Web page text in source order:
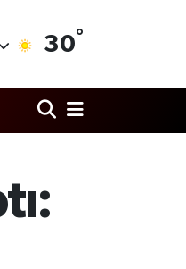
30°